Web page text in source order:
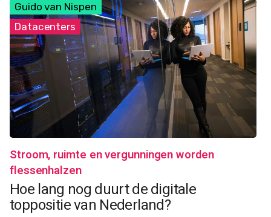
Guido van Nispen
Datacenters
Stroom, ruimte en vergunningen worden
flessenhalzen
Hoe lang nog duurt de digitale
toppositie van Nederland?